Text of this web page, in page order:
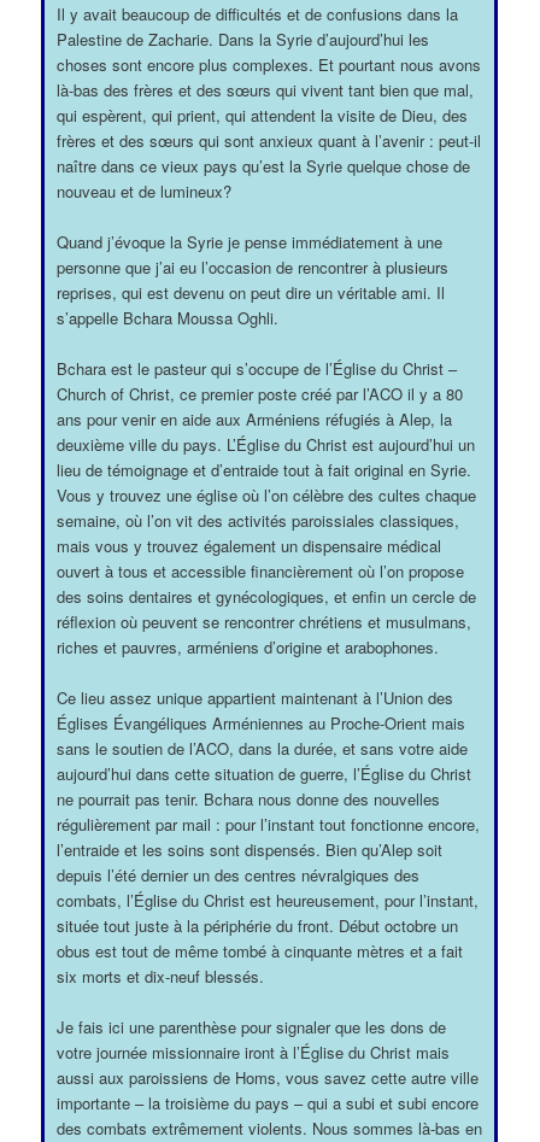
Il y avait beaucoup de difficultés et de confusions dans la
Palestine de Zacharie. Dans la Syrie d’aujourd’hui les
choses sont encore plus complexes. Et pourtant nous avons
là-bas des frères et des sœurs qui vivent tant bien que mal,
qui espèrent, qui prient, qui attendent la visite de Dieu, des
frères et des sœurs qui sont anxieux quant à l’avenir : peut-il
naître dans ce vieux pays qu’est la Syrie quelque chose de
nouveau et de lumineux?
Quand j’évoque la Syrie je pense immédiatement à une
personne que j’ai eu l’occasion de rencontrer à plusieurs
reprises, qui est devenu on peut dire un véritable ami. Il
s’appelle Bchara Moussa Oghli.
Bchara est le pasteur qui s’occupe de l’Église du Christ –
Church of Christ, ce premier poste créé par l’ACO il y a 80
ans pour venir en aide aux Arméniens réfugiés à Alep, la
deuxième ville du pays. L’Église du Christ est aujourd’hui un
lieu de témoignage et d’entraide tout à fait original en Syrie.
Vous y trouvez une église où l’on célèbre des cultes chaque
semaine, où l’on vit des activités paroissiales classiques,
mais vous y trouvez également un dispensaire médical
ouvert à tous et accessible financièrement où l’on propose
des soins dentaires et gynécologiques, et enfin un cercle de
réflexion où peuvent se rencontrer chrétiens et musulmans,
riches et pauvres, arméniens d’origine et arabophones.
Ce lieu assez unique appartient maintenant à l’Union des
Églises Évangéliques Arméniennes au Proche-Orient mais
sans le soutien de l’ACO, dans la durée, et sans votre aide
aujourd’hui dans cette situation de guerre, l’Église du Christ
ne pourrait pas tenir. Bchara nous donne des nouvelles
régulièrement par mail : pour l’instant tout fonctionne encore,
l’entraide et les soins sont dispensés. Bien qu’Alep soit
depuis l’été dernier un des centres névralgiques des
combats, l’Église du Christ est heureusement, pour l’instant,
située tout juste à la périphérie du front. Début octobre un
obus est tout de même tombé à cinquante mètres et a fait
six morts et dix-neuf blessés.
Je fais ici une parenthèse pour signaler que les dons de
votre journée missionnaire iront à l’Église du Christ mais
aussi aux paroissiens de Homs, vous savez cette autre ville
importante – la troisième du pays – qui a subi et subi encore
des combats extrêmement violents. Nous sommes là-bas en